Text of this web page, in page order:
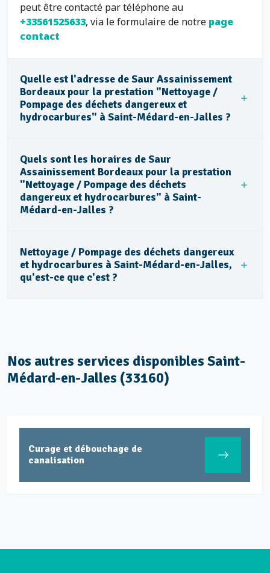
peut être contacté par téléphone au
+33561525633, via le formulaire de notre page
contact
Quelle est l'adresse de Saur Assainissement
Bordeaux pour la prestation "Nettoyage /
Pompage des déchets dangereux et
hydrocarbures" à Saint-Médard-en-Jalles ?
Quels sont les horaires de Saur
Assainissement Bordeaux pour la prestation
"Nettoyage / Pompage des déchets
dangereux et hydrocarbures" à Saint-
Médard-en-Jalles ?
Nettoyage / Pompage des déchets dangereux
et hydrocarbures à Saint-Médard-en-Jalles,
qu'est-ce que c'est ?
Nos autres services disponibles Saint-
Médard-en-Jalles (33160)
Curage et débouchage de
canalisation